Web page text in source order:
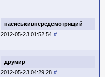
насиськивпередсмотрящий
2012-05-23 01:52:54 #
друмир
2012-05-23 04:29:28 #